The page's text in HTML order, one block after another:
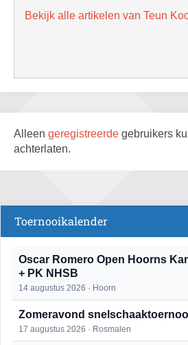
Bekijk alle artikelen van Teun
Alleen geregistreerde gebruikers
achterlaten.
Toernooikalender
Oscar Romero Open Hoorns
+ PK NHSB
14 augustus 2026 · Hoorn
Zomeravond
17 augustus 2026 · Rosmalen